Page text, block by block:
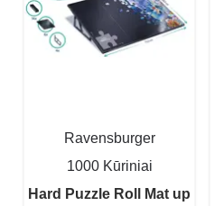
Ravensburger
1000 Kūriniai
Hard Puzzle Roll Mat up